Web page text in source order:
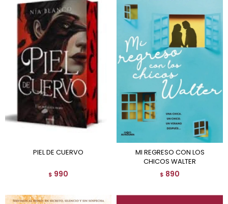
PIEL DE CUERVO
$ 990
MI REGRESO CON LOS
CHICOS WALTER
$ 890